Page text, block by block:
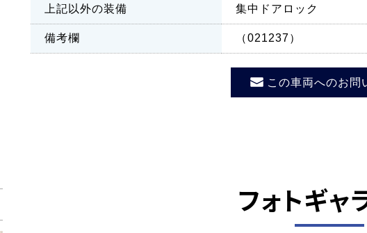
上記以外の装備 集中ドアロック
備考欄 （021237）
この車両へのお問
フォトギャ